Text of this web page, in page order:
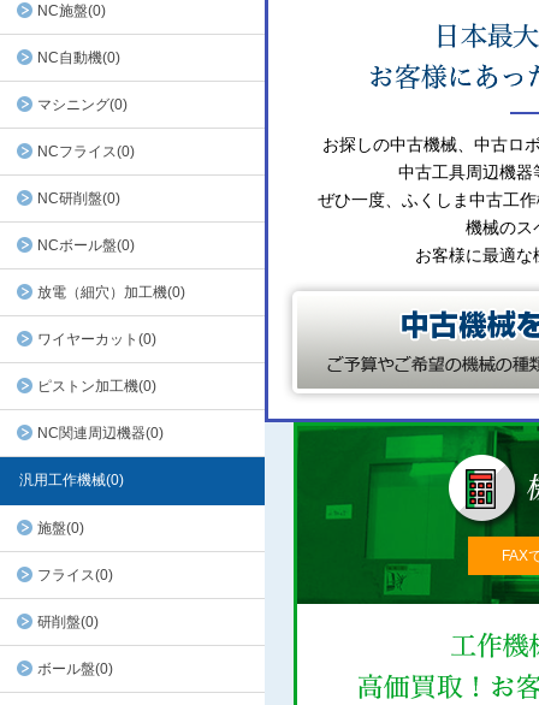
NC施盤(0)
NC自動機(0)
マシニング(0)
NCフライス(0)
NC研削盤(0)
NCボール盤(0)
放電（細穴）加工機(0)
ワイヤーカット(0)
ピストン加工機(0)
NC関連周辺機器(0)
汎用工作機械(0)
施盤(0)
フライス(0)
研削盤(0)
ボール盤(0)
お探しの中古機械、中古ロ
中古工具周辺機器
ぜひ一度、ふくしま中古工
機械のス
お客様に最適
FAX